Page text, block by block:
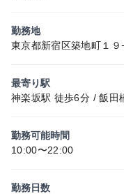
勤務地
東京都新宿区築地町１９
最寄り駅
神楽坂駅 徒歩6分 / 飯田
勤務可能時間
10:00〜22:00
勤務日数